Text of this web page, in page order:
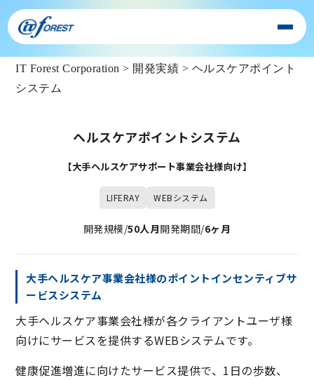
IT Forest Corporation > 開発実績 > ヘルスケアポイント
システム
ヘルスケアポイントシステム
【大手ヘルスケアサポート事業会社様向け】
LIFERAY WEBシステム
開発規模/50人月開発期間/6ヶ月
大手ヘルスケア事業会社様のポイントインセンティブサ
ービスシステム
大手ヘルスケア事業会社様が各クライアントユーザ様
向けにサービスを提供するWEBシステムです。
健康促進増進に向けたサービス提供で、1日の歩数、